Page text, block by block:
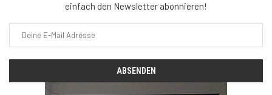
einfach den Newsletter abonnieren!